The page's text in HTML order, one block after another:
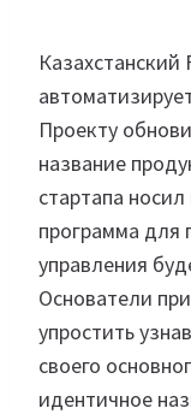
Казахстанский
Проекту
название
стартапа
программа для
управления
Основатели
упростить
своего
идентичное